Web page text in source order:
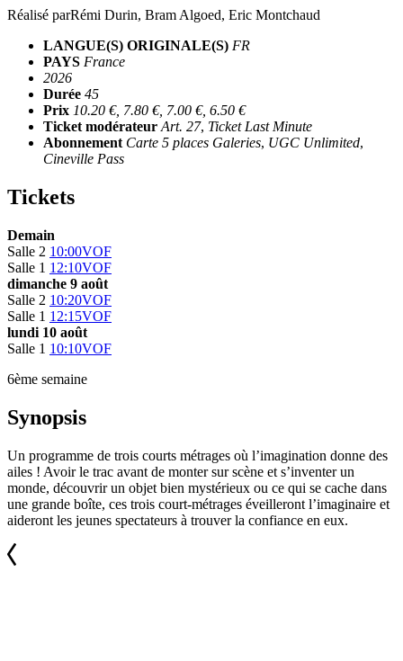
Réalisé parRémi Durin, Bram Algoed, Eric Montchaud
LANGUE(S) ORIGINALE(S) FR
PAYS France
2026
Durée 45
Prix 10.20 €, 7.80 €, 7.00 €, 6.50 €
Ticket modérateur Art. 27, Ticket Last Minute
Abonnement Carte 5 places Galeries, UGC Unlimited,
Cineville Pass
Tickets
Demain
Salle 2 10:00VOF
Salle 1 12:10VOF
dimanche 9 août
Salle 2 10:20VOF
Salle 1 12:15VOF
lundi 10 août
Salle 1 10:10VOF
6ème semaine
Synopsis
Un programme de trois courts métrages où l’imagination donne des
ailes ! Avoir le trac avant de monter sur scène et s’inventer un
monde, découvrir un objet bien mystérieux ou ce qui se cache dans
une grande boîte, ces trois court-métrages éveilleront l’imaginaire et
aideront les jeunes spectateurs à trouver la confiance en eux.